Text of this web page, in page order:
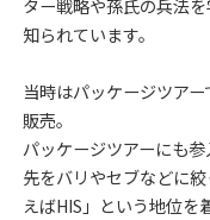
ター戦略や孫氏の兵法
知られています。
当時はパッケージツア
販売。
パッケージツアーにも
先をバリやセブなどに
えばHIS」という地位を